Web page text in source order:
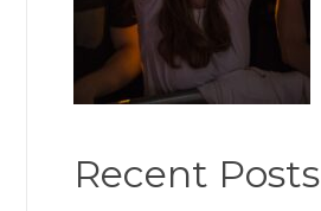
Recent Posts